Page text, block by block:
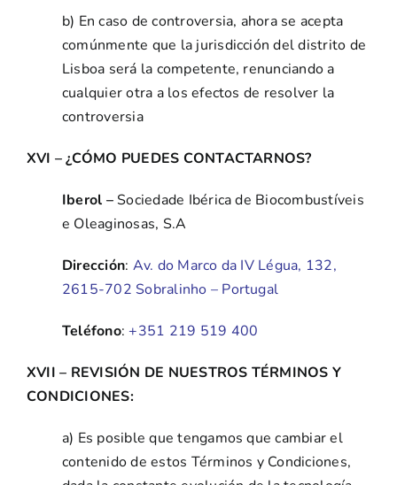
b) En caso de controversia, ahora se acepta
comúnmente que la jurisdicción del distrito de
Lisboa será la competente, renunciando a
cualquier otra a los efectos de resolver la
controversia
XVI – ¿CÓMO PUEDES CONTACTARNOS?
Iberol –Sociedade Ibérica de Biocombustíveis
e Oleaginosas, S.A
Dirección: Av. do Marco da IV Légua, 132,
2615-702 Sobralinho – Portugal
Teléfono: +351 219 519 400
XVII – REVISIÓN DE NUESTROS TÉRMINOS Y
CONDICIONES:
a) Es posible que tengamos que cambiar el
contenido de estos Términos y Condiciones,